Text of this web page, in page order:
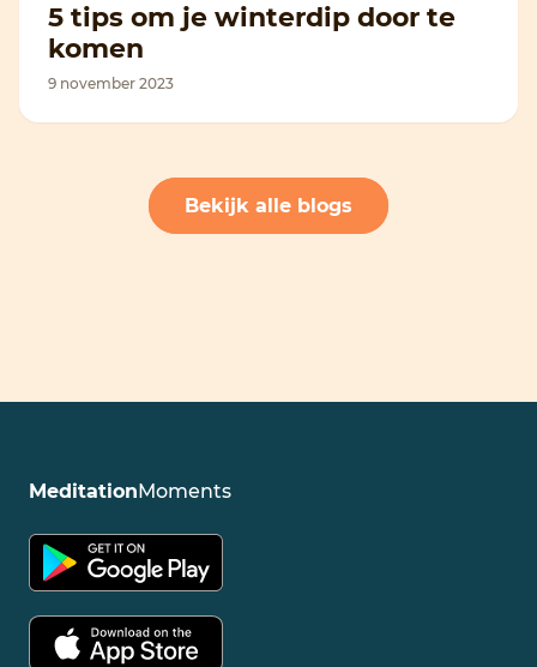
5 tips om je winterdip door te
komen
9 november 2023
Bekijk alle blogs
Meditation Moments